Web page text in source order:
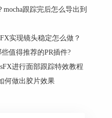
像机数据导入到AE
与实际拍摄画面保持
要调整合成元素的位
现更加真实的效果。
维跟踪 mocha摄像机
术，可以在后期制作
跟踪完后怎么导出到
实现镜头稳定怎么做？
值得推荐的PR插件?
进行面部跟踪特效教程
何做出胶片效果